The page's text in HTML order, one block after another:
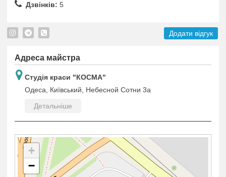
Дзвінків: 5
Додати відгук
Адреса майстра
Студія краси "КОСМА"
Одеса, Київський, Небесной Сотни 3а
Детальніше
+
−